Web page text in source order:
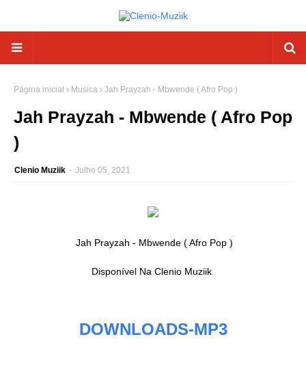
Página inicial Musica Jah Prayzah - Mbwende ( Afro Pop )
Jah Prayzah - Mbwende ( Afro Pop
)
Clenio Muziik - Julho 05, 2021
Jah Prayzah - Mbwende ( Afro Pop )
Disponível Na Clenio Muziik
DOWNLOADS-MP3